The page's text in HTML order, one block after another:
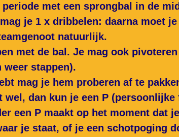
met een sprongbal in de
je 1 x dribbelen: daarna moet
natuurlijk.
met de bal. Je mag ook
weer stappen).
mag je hem proberen af te
wel, dan kun je een P
een P maakt op het moment dat
je staat, of je een schotpoging